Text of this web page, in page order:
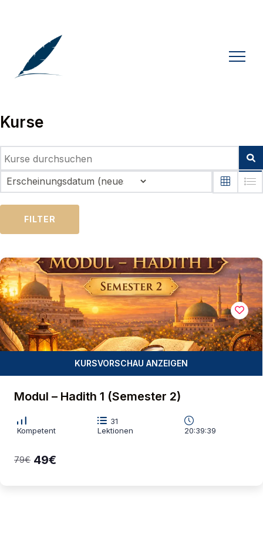
Kurse
FILTER
Modul – Hadith 1 (Semester 2)
Kompetent
31
Lektionen
20:39:39
79€ 49€